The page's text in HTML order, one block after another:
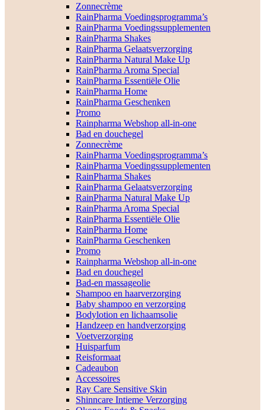
Zonnecrème
RainPharma Voedingsprogramma’s
RainPharma Voedingssupplementen
RainPharma Shakes
RainPharma Gelaatsverzorging
RainPharma Natural Make Up
RainPharma Aroma Special
RainPharma Essentiële Olie
RainPharma Home
RainPharma Geschenken
Promo
Rainpharma Webshop all-in-one
Bad en douchegel
Zonnecrème
RainPharma Voedingsprogramma’s
RainPharma Voedingssupplementen
RainPharma Shakes
RainPharma Gelaatsverzorging
RainPharma Natural Make Up
RainPharma Aroma Special
RainPharma Essentiële Olie
RainPharma Home
RainPharma Geschenken
Promo
Rainpharma Webshop all-in-one
Bad en douchegel
Bad-en massageolie
Shampoo en haarverzorging
Baby shampoo en verzorging
Bodylotion en lichaamsolie
Handzeep en handverzorging
Voetverzorging
Huisparfum
Reisformaat
Cadeaubon
Accessoires
Ray Care Sensitive Skin
Shinncare Intieme Verzorging